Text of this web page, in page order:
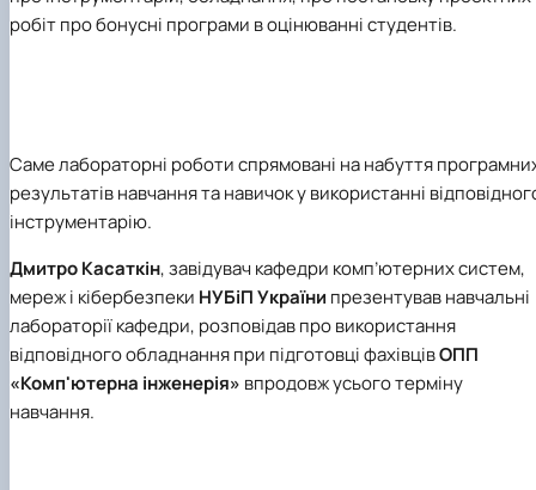
робіт про бонусні програми в оцінюванні студентів.
Саме лабораторні роботи спрямовані на набуття
результатів навчання та навичок у використанні
інструментарію.
Дмитро Касаткін,завідувач кафедри комп’ютерних систем,
мереж і кібербезпеки НУБіП України презентував навчальні
лабораторії кафедри, розповідав про використання
відповідного обладнання при підготовці фахівцівОПП
«Комп'ютерна інженерія» впродовж усього терміну
навчання.